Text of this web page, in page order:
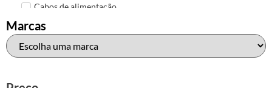
Cabos de alimentação
Colunas de Som
Hubs
Mais acessórios USB
Marcas